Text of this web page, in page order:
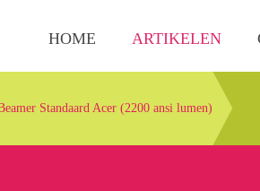
HOME ARTIKELEN
Standaard Acer (2200 ansi lumen)